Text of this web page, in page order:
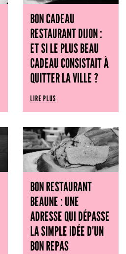
BON CADEAU
RESTAURANT DIJON :
ET SI LE PLUS BEAU
CADEAU CONSISTAIT À
QUITTER LA VILLE ?
LIRE PLUS
BON RESTAURANT
BEAUNE : UNE
ADRESSE QUI DÉPASSE
LA SIMPLE IDÉE D’UN
BON REPAS